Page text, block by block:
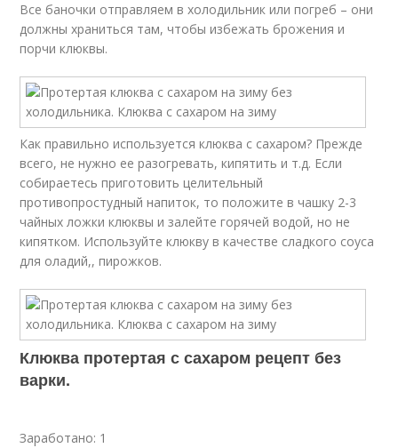
Все баночки отправляем в холодильник или погреб – они
должны храниться там, чтобы избежать брожения и
порчи клюквы.
Как правильно используется клюква с сахаром? Прежде
всего, не нужно ее разогревать, кипятить и т.д. Если
собираетесь приготовить целительный
противопростудный напиток, то положите в чашку 2-3
чайных ложки клюквы и залейте горячей водой, но не
кипятком. Используйте клюкву в качестве сладкого соуса
для оладий,, пирожков.
Клюква протертая с сахаром рецепт без
варки.
Заработано: 1